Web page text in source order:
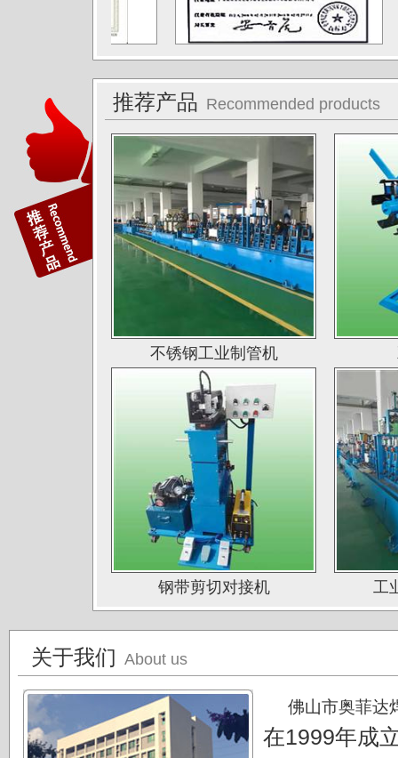
广东江门斯高不锈钢公司
湖南娄底格伦新材有限公司
山西太原唯太新材有限公司
山西太原大泽不锈钢公司
深圳钛杰公司
佛山南钛制品有限公司
广东德庆康纳国兴公司
唐山海兴金属制品厂
江苏南通中天科技股份有限公司
上海凌士通不锈钢有限公司
德阳东方汽轮机厂（东方公司)
湖南湘投金天新材（湘投集团）
江苏中天科技股份有限公司
推荐产品 Recommended products
不锈钢工业制管机
钢带剪切对接机 工
关于我们 About us
佛山市奥菲达
在1999年成